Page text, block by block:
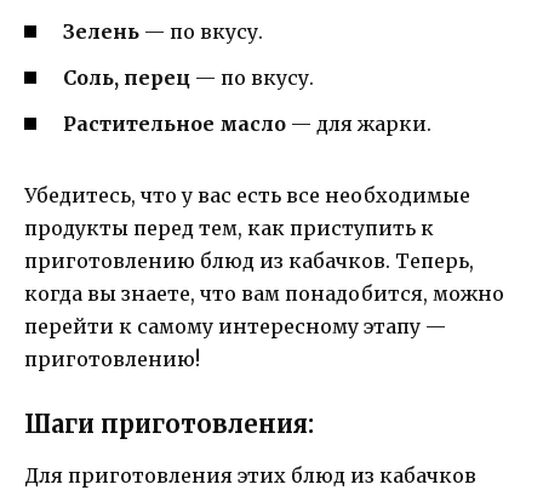
Зелень — по вкусу.
Соль, перец — по вкусу.
Растительное масло — для жарки.
Убедитесь, что у вас есть все необходимые
продукты перед тем, как приступить к
приготовлению блюд из кабачков. Теперь,
когда вы знаете, что вам понадобится, можно
перейти к самому интересному этапу —
приготовлению!
Шаги приготовления:
Для приготовления этих блюд из кабачков